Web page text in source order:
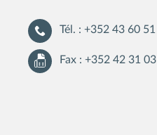
Tél. : +352 43 60 51
Fax : +352 42 31 03